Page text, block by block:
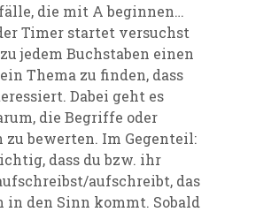
die mit A beginnen…
Timer startet versuchst
jedem Buchstaben einen
Thema zu finden, dass
Dabei geht es
die Begriffe oder
zu bewerten. Im Gegenteil:
dass du bzw. ihr
aufschreibt, das
in den Sinn kommt. Sobald